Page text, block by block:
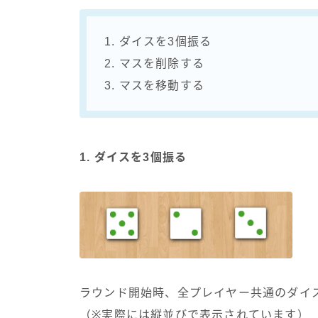
1. ダイスを3個振る
2. マスを削除する
3. マスを移動する
1. ダイスを3個振る
ラウンド開始時、全プレイヤー共通のダイ
（※実際には縦並びで表示されています）